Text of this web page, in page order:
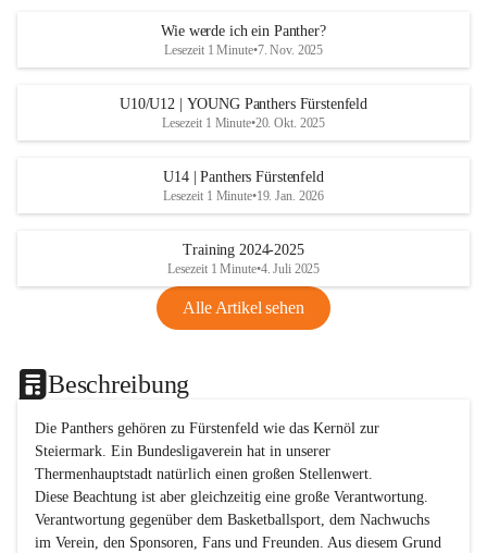
Wie werde ich ein Panther?
Lesezeit 1 Minute•7. Nov. 2025
U10/U12 | YOUNG Panthers Fürstenfeld
Lesezeit 1 Minute•20. Okt. 2025
U14 | Panthers Fürstenfeld
Lesezeit 1 Minute•19. Jan. 2026
Training 2024-2025
Lesezeit 1 Minute•4. Juli 2025
Alle Artikel sehen
Beschreibung
Die Panthers gehören zu Fürstenfeld wie das Kernöl zur
Steiermark. Ein Bundesligaverein hat in unserer
Thermenhauptstadt natürlich einen großen Stellenwert.
Diese Beachtung ist aber gleichzeitig eine große Verantwortung.
Verantwortung gegenüber dem Basketballsport, dem Nachwuchs
im Verein, den Sponsoren, Fans und Freunden. Aus diesem Grund